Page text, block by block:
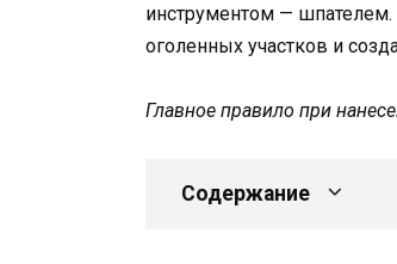
инструментом — шпателем.
оголенных участков и
Главное правило при
Содержание